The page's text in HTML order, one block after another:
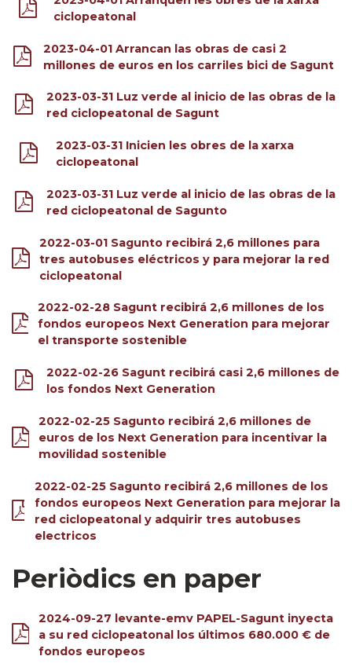
ciclopeatonal
2023-04-01 Arrancan las obras de casi 2
millones de euros en los carriles bici de Sagunt
2023-03-31 Luz verde al inicio de las obras de la
red ciclopeatonal de Sagunt
2023-03-31 Inicien les obres de la xarxa
ciclopeatonal
2023-03-31 Luz verde al inicio de las obras de la
red ciclopeatonal de Sagunto
2022-03-01 Sagunto recibirá 2,6 millones para
tres autobuses eléctricos y para mejorar la red
ciclopeatonal
2022-02-28 Sagunt recibirá 2,6 millones de los
fondos europeos Next Generation para mejorar
el transporte sostenible
2022-02-26 Sagunt recibirá casi 2,6 millones de
los fondos Next Generation
2022-02-25 Sagunto recibirá 2,6 millones de
euros de los Next Generation para incentivar la
movilidad sostenible
2022-02-25 Sagunto recibirá 2,6 millones de los
fondos europeos Next Generation para mejorar la
red ciclopeatonal y adquirir tres autobuses
electricos
Periòdics en paper
2024-09-27 levante-emv PAPEL-Sagunt inyecta
a su red ciclopeatonal los últimos 680.000 € de
fondos europeos